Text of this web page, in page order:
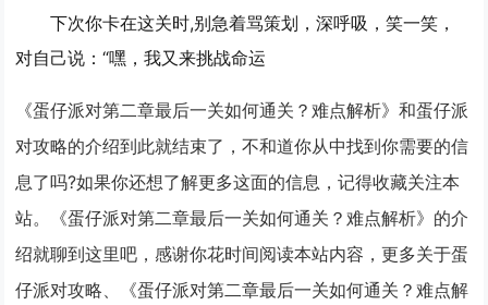
下次你卡在这关时,别急着骂策划，深呼吸，笑一笑，
对自己说：“嘿，我又来挑战命运
《蛋仔派对第二章最后一关如何通关？难点解析》和蛋仔派
对攻略的介绍到此就结束了，不和道你从中找到你需要的信
息了吗?如果你还想了解更多这面的信息，记得收藏关注本
站。《蛋仔派对第二章最后一关如何通关？难点解析》的介
绍就聊到这里吧，感谢你花时间阅读本站内容，更多关于蛋
仔派对攻略、《蛋仔派对第二章最后一关如何通关？难点解